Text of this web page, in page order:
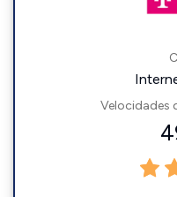
Velocidades